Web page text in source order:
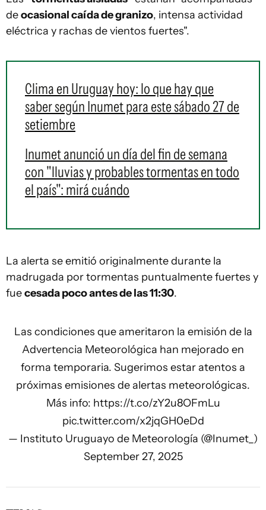
deocasional caída de granizo, intensa actividad
eléctrica y rachas de vientos fuertes".
Clima en Uruguay hoy: lo que hay que
saber según Inumet para este sábado 27 de
setiembre
Inumet anunció un día del fin de semana
con "lluvias y probables tormentas en todo
el país": mirá cuándo
La alerta se emitió originalmente durante la
madrugada por tormentas puntualmente fuertes y
fuecesada poco antes de las 11:30.
Las condiciones que ameritaron la emisión de la
Advertencia Meteorológica han mejorado en
forma temporaria. Sugerimos estar atentos a
próximas emisiones de alertas meteorológicas.
Más info: https://t.co/zY2u8OFmLu
pic.twitter.com/x2jqGH0eDd
— Instituto Uruguayo de Meteorología (@Inumet_)
September 27, 2025